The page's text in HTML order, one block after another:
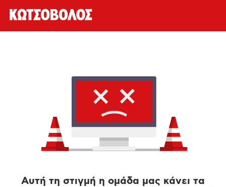
Αυτή τη στιγμή η ομάδα μας κάνει τα